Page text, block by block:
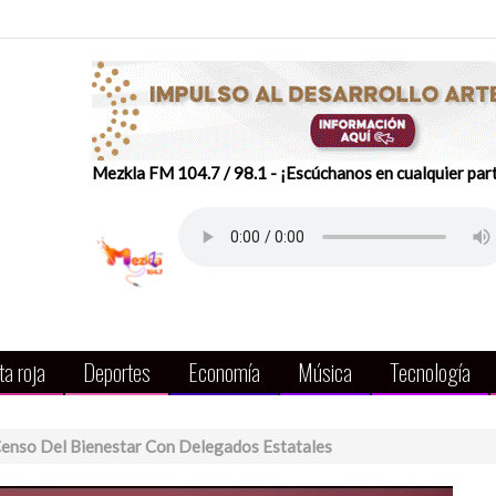
Mezkla FM 104.7 / 98.1 - ¡Escúchanos en cualquier
roja Deportes Economía Música Tecnología
Del Bienestar Con Delegados Estatales